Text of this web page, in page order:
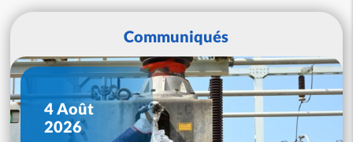
Communiqués
4 Août
2026